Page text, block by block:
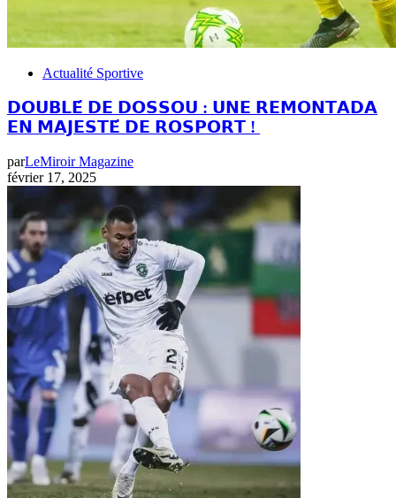
Actualité Sportive
𝗗𝗢𝗨𝗕𝗟𝗘́ 𝗗𝗘 𝗗𝗢𝗦𝗦𝗢𝗨 : 𝗨𝗡𝗘 𝗥𝗘𝗠𝗢𝗡𝗧𝗔𝗗𝗔
𝗘𝗡 𝗠𝗔𝗝𝗘𝗦𝗧𝗘́ 𝗗𝗘 𝗥𝗢𝗦𝗣𝗢𝗥𝗧 !
parLeMiroir Magazine
février 17, 2025